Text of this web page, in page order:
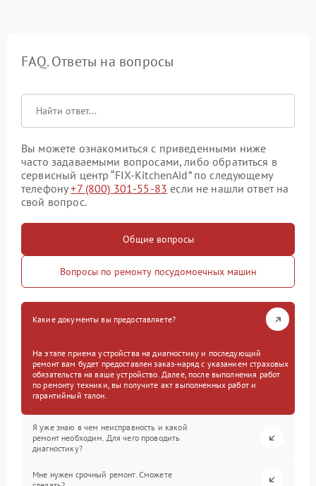
FAQ. Ответы на вопросы
Вы можете ознакомиться с приведенными ниже
часто задаваемыми вопросами, либо обратиться в
сервисный центр “FIX-KitchenAid” по следующему
телефону+7 (800) 301-55-83 если не нашли ответ на
свой вопрос.
Общие вопросы
Вопросы по ремонту посудомоечных машин
Какие документы вы предоставляете?
На этапе приема устройства на диагностику и последующий
ремонт вам будет предоставлен заказ-наряд с указанием страховых
обязательств на ваше устройство. Далее, после выполнения работ
по ремонту техники, вы получите акт выполненных работ и
гарантийный талон.
Я уже знаю в чем неисправность и какой
ремонт необходим. Для чего проводить
диагностику?
Мне нужен срочный ремонт. Сможете